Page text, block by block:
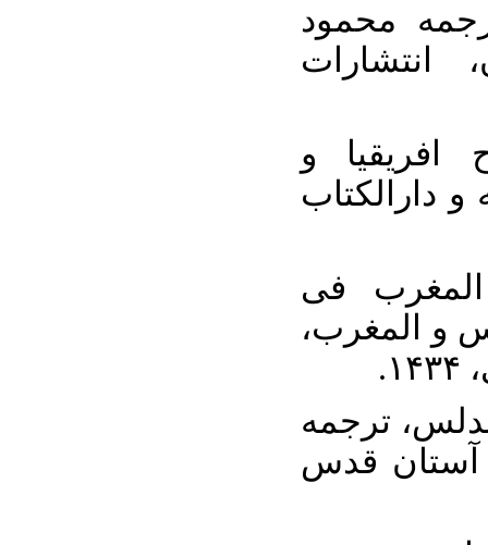
محمود
انتشارات
افریقیا و
و دارالکتاب
المغرب فی
و المغرب،
ترجمه
آستان قدس